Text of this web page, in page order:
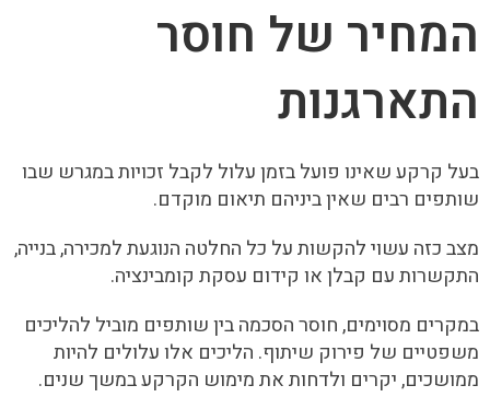
המחיר של חוסר
התארגנות
בעל קרקע שאינו פועל בזמן עלול לקבל זכויות במגרש שבו
שותפים רבים שאין ביניהם תיאום מוקדם.
מצב כזה עשוי להקשות על כל החלטה הנוגעת למכירה, בנייה,
התקשרות עם קבלן או קידום עסקת קומבינציה.
במקרים מסוימים, חוסר הסכמה בין שותפים מוביל להליכים
משפטיים של פירוק שיתוף. הליכים אלו עלולים להיות
ממושכים, יקרים ולדחות את מימוש הקרקע במשך שנים.